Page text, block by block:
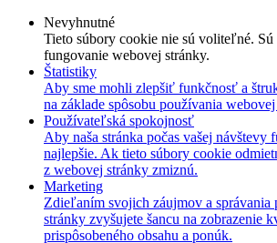
Nevyhnutné
Tieto súbory cookie nie sú voliteľné. Sú
fungovanie webovej stránky.
Štatistiky
Aby sme mohli zlepšiť funkčnosť a
na základe spôsobu používania
Používateľská spokojnosť
Aby naša stránka počas vašej návštevy
najlepšie. Ak tieto súbory cookie
z webovej stránky zmiznú.
Marketing
Zdieľaním svojich záujmov a správania
stránky zvyšujete šancu na zobrazenie
prispôsobeného obsahu a ponúk.